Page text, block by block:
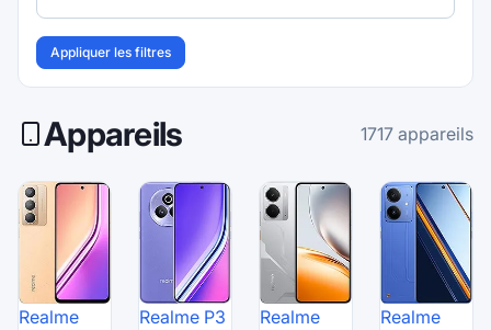
Appliquer les filtres
Appareils 1717 appareils
Realme
Realme P3
Realme
Realme